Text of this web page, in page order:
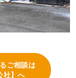
ご相談は
社】へ